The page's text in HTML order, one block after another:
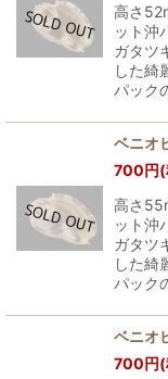
高さ
ット沖
ガタツ
した綺
パック
ベニオ
700円
高さ
ット沖
ガタツ
した綺
パック
ベニオ
700円